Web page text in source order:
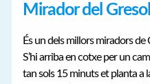
Mirador del
És un dels millors miradors
S’hi arriba en cotxe per un
tan sols 15 minuts et planta a